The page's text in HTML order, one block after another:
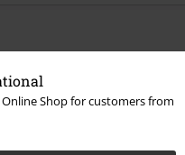
Shop for customers from